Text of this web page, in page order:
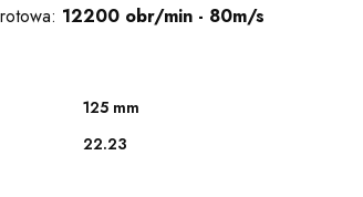
12200 obr/min - 80m/s
125 mm
22.23